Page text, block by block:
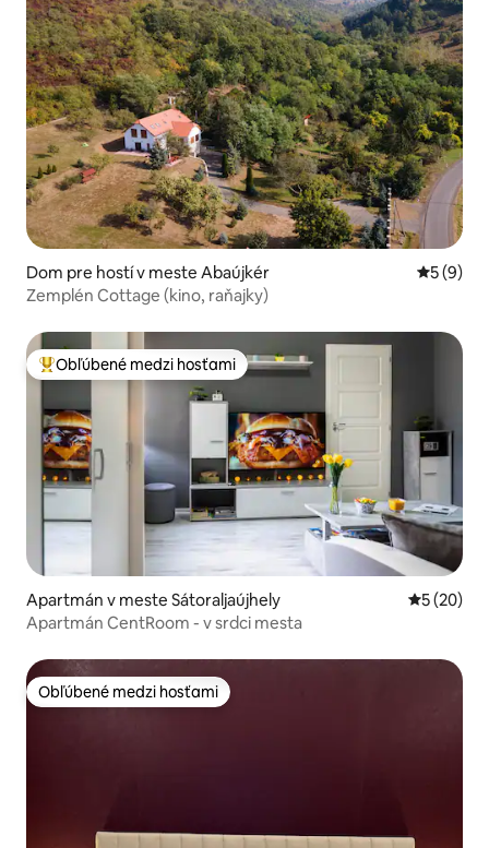
Dom pre hostí v meste Abaújkér
5 (9)
Zemplén Cottage (kino, raňajky)
Najobľúbenejšie medzi hosťami
Obľúbené medzi hosťami
Apartmán v meste Sátoraljaújhely
5 (20)
Apartmán CentRoom - v srdci mesta
Obľúbené medzi hosťami
Obľúbené medzi hosťami